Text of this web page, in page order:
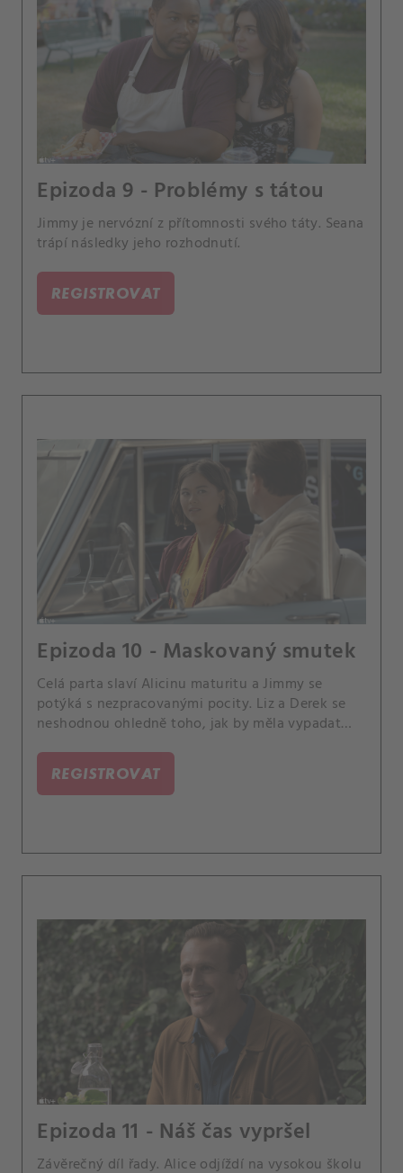
Epizoda 9 - Problémy s tátou
Jimmy je nervózní z přítomnosti svého táty. Seana
trápí následky jeho rozhodnutí.
REGISTROVAT
Epizoda 10 - Maskovaný smutek
Celá parta slaví Alicinu maturitu a Jimmy se
potýká s nezpracovanými pocity. Liz a Derek se
neshodnou ohledně toho, jak by měla vypadat
REGISTROVAT
Epizoda 11 - Náš čas vypršel
Závěrečný díl řady. Alice odjíždí na vysokou školu